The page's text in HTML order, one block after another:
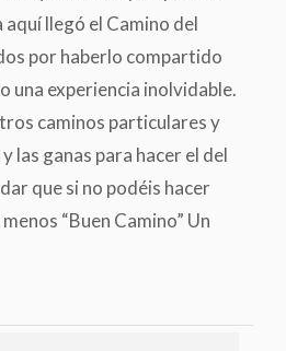
llegó el Camino del
por haberlo compartido
una experiencia inolvidable.
caminos particulares y
las ganas para hacer el del
que si no podéis hacer
“Buen Camino” Un